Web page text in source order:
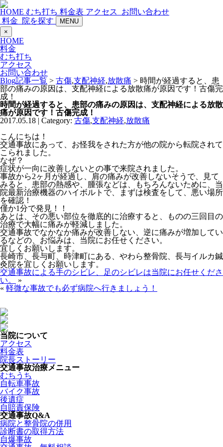
HOME むち打ち 料金表 アクセス
お問い合わせ
料金
院を探す
MENU
×
HOME
料金
むち打ち
アクセス
お問い合わせ
Blog記事一覧 > 古傷,支配神経,放散痛 > 時間が経過すると、患
部の痛みの原因は、支配神経による放散痛が原因です！古傷完
成！
時間が経過すると、患部の痛みの原因は、支配神経による放散
痛が原因です！古傷完成！
2017.05.18 | Category: 古傷,支配神経,放散痛
こんにちは！
交通事故にあって、お怪我をされた方が他の院から転院されて
こられました。
なぜ？
症状が一向に改善しないとの事で来院されました。
事故から2ヶ月が経過し、肩の痛みが改善しないそうで、見て
みると、患部の熱感や、腫張などは、もちろんないために、当
院最新治療機器のハイボルトで、まずは検査をして、悪い場所
を確認！
僅か1分で発見！！
あとは、その悪い部位を徹底的に治療すると、ものの三回目の
治療で大幅に痛みが軽減しました。
交通事故でなかなか痛みが改善しない、逆に痛みが増加してい
るなどの、お悩みは、当院にお任せください。
宜しくお願いします。
長崎市、長与町、時津町にある、やわら整骨院、長与イルカ鍼
灸院を宜しくお願いします。
交通事故による手のシビレ、足のシビレは当院にお任せくださ
い。
»
« 軽微な事故でも必ず病院へ行きましょう！
当院について
アクセス
料金表
院長ストーリー
交通事故治療メニュー
むちうち
自転車事故
バイク事故
後遺症
自賠責保険
交通事故Q&A
病院と整骨院の併用
診断書の取得方法
自爆事故